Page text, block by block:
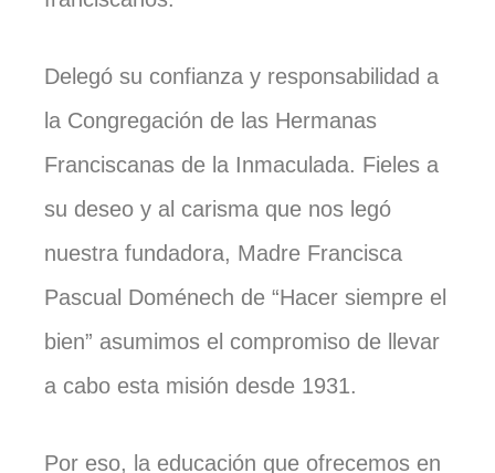
Delegó su confianza y responsabilidad a
la Congregación de las Hermanas
Franciscanas de la Inmaculada. Fieles a
su deseo y al carisma que nos legó
nuestra fundadora, Madre Francisca
Pascual Doménech de “Hacer siempre el
bien” asumimos el compromiso de llevar
a cabo esta misión desde 1931.
Por eso, la educación que ofrecemos en